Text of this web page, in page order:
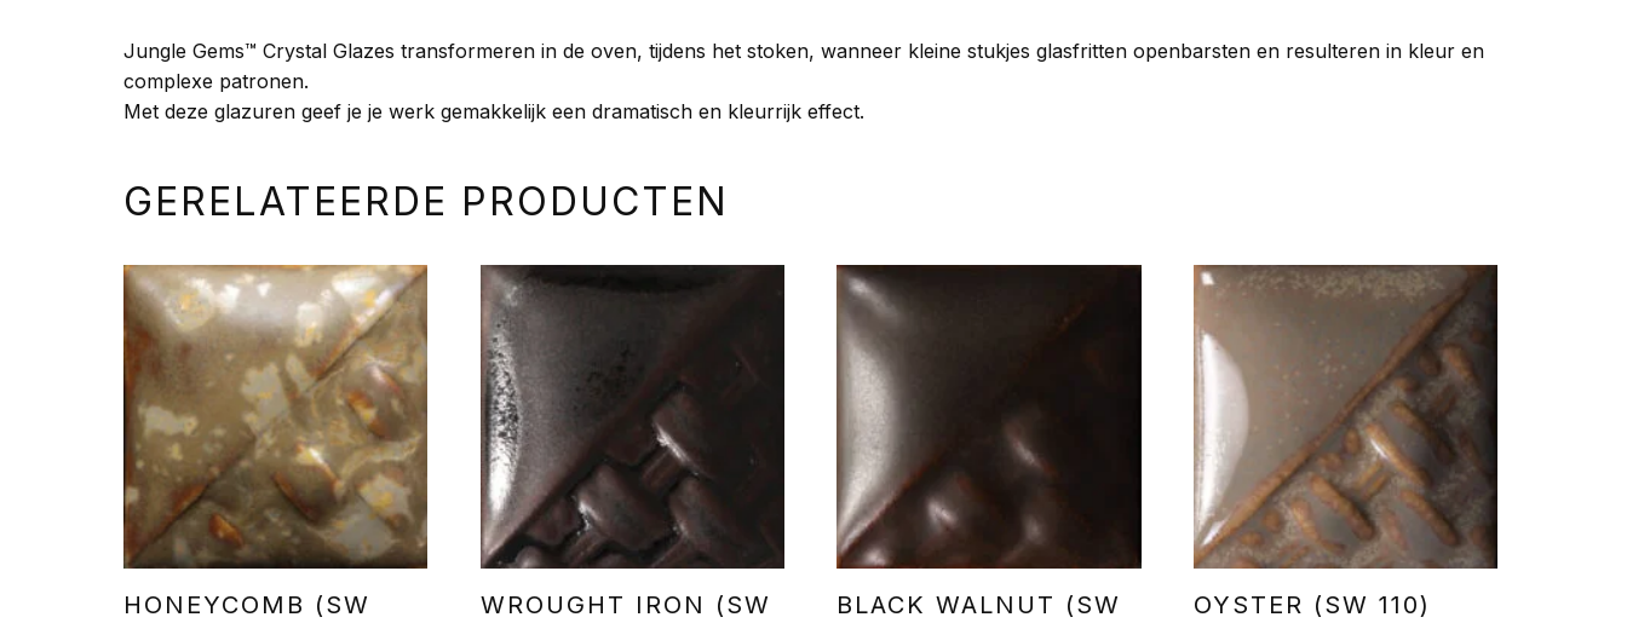
Jungle Gems™ Crystal Glazes transformeren in de oven, tijdens het stoken, wanneer kleine stukjes glasfritten openbarsten en resulteren in kleur en
complexe patronen.
Met deze glazuren geef je je werk gemakkelijk een dramatisch en kleurrijk effect.
GERELATEERDE PRODUCTEN
HONEYCOMB (SW WROUGHT IRON (SW BLACK WALNUT (SW OYSTER (SW 110)